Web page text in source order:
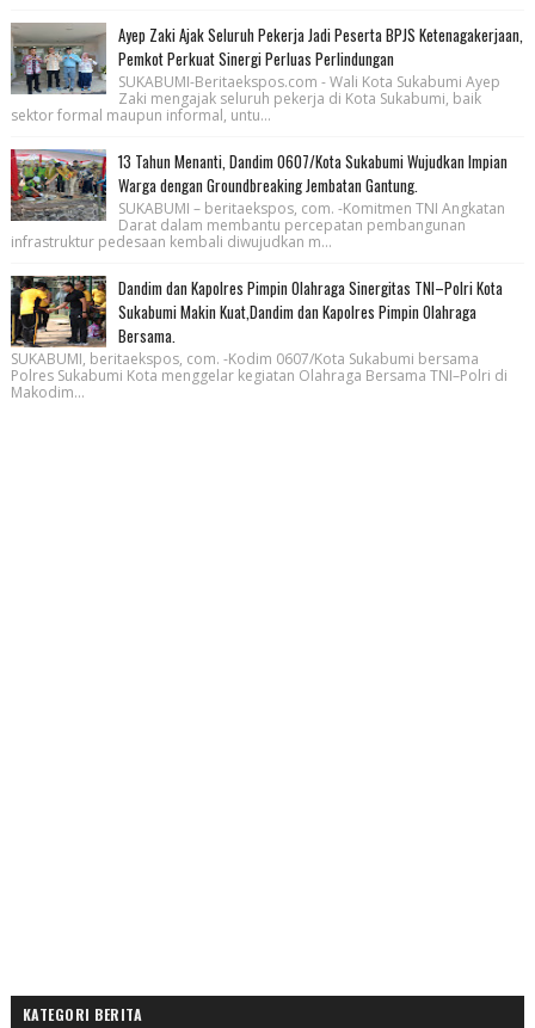
Ayep Zaki Ajak Seluruh Pekerja Jadi Peserta BPJS Ketenagakerjaan,
Pemkot Perkuat Sinergi Perluas Perlindungan
SUKABUMI-Beritaekspos.com - Wali Kota Sukabumi Ayep
Zaki mengajak seluruh pekerja di Kota Sukabumi, baik
sektor formal maupun informal, untu...
13 Tahun Menanti, Dandim 0607/Kota Sukabumi Wujudkan Impian
Warga dengan Groundbreaking Jembatan Gantung.
SUKABUMI – beritaekspos, com. -Komitmen TNI Angkatan
Darat dalam membantu percepatan pembangunan
infrastruktur pedesaan kembali diwujudkan m...
Dandim dan Kapolres Pimpin Olahraga Sinergitas TNI–Polri Kota
Sukabumi Makin Kuat,Dandim dan Kapolres Pimpin Olahraga
Bersama.
SUKABUMI, beritaekspos, com. -Kodim 0607/Kota Sukabumi bersama
Polres Sukabumi Kota menggelar kegiatan Olahraga Bersama TNI–Polri di
Makodim...
KATEGORI BERITA